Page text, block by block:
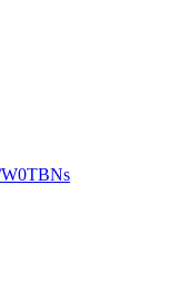
W0TBNs